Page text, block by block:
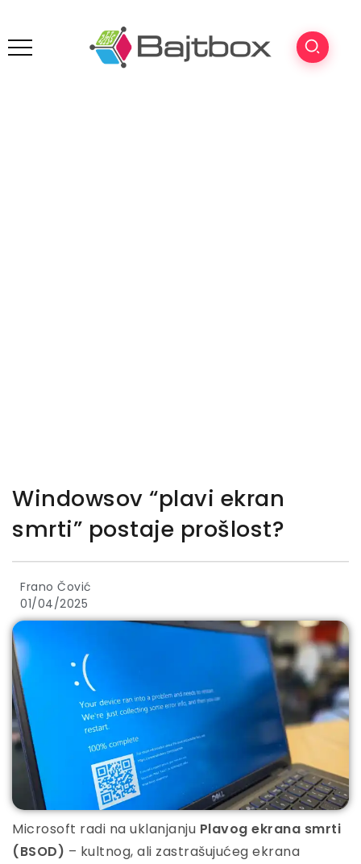
Windowsov “plavi ekran
smrti” postaje prošlost?
Frano Čović
01/04/2025
Microsoft radi na uklanjanju Plavog ekrana smrti
(BSOD) – kultnog, ali zastrašujućeg ekrana